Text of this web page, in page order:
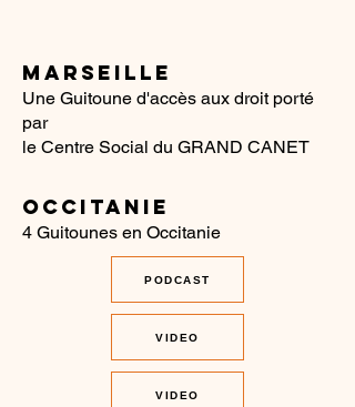
MARSEILLE
Une Guitoune d'accès aux droit porté
par
le Centre Social du GRAND CANET
OCCITANIE
4 Guitounes en Occitanie
PODCAST
VIDEO
VIDEO